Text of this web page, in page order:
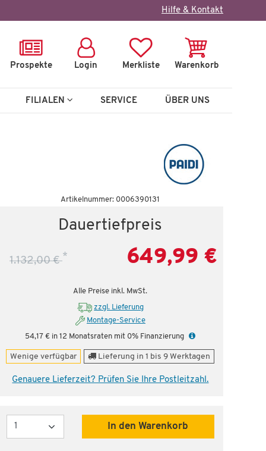
Hilfe & Kontakt
Prospekte Login Merkliste Warenkorb
FILIALEN SERVICE ÜBER UNS
Artikelnummer: 0006390131
Dauertiefpreis
1.132,00 €* 649,99 €
Alle Preise inkl. MwSt.
zzgl. Lieferung
Montage-Service
54,17 € in 12 Monatsraten mit 0% Finanzierung
Wenige verfügbar Lieferung in 1 bis 9 Werktagen
Genauere Lieferzeit? Prüfen Sie Ihre Postleitzahl.
Menge
In den Warenkorb